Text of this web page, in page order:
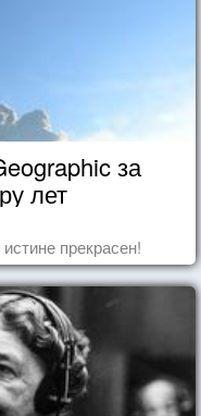
за
лет
прекрасен!